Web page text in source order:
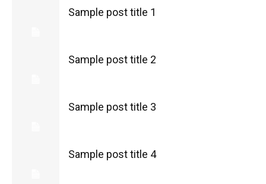
Sample post title 1
Sample post title 2
Sample post title 3
Sample post title 4